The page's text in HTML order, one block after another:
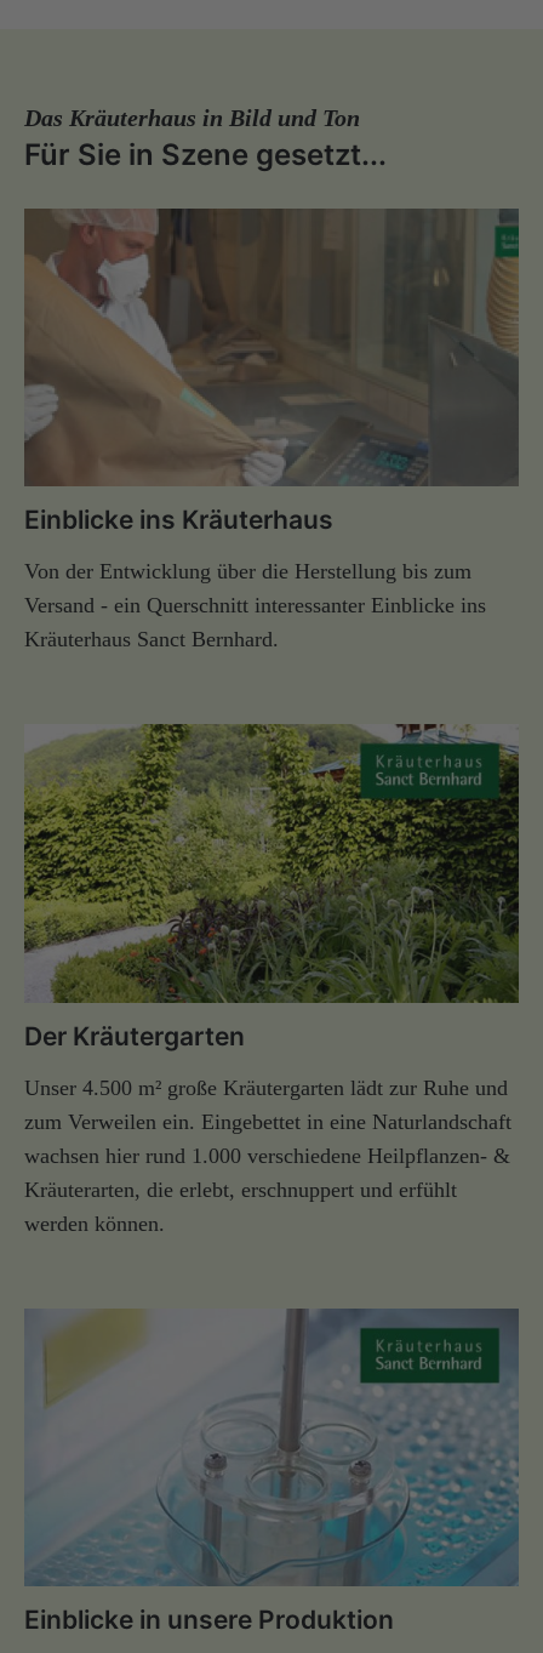
Das Kräuterhaus in Bild und Ton
Für Sie in Szene gesetzt...
Einblicke ins Kräuterhaus
Von der Entwicklung über die Herstellung bis zum
Versand - ein Querschnitt interessanter Einblicke ins
Kräuterhaus Sanct Bernhard.
Der Kräutergarten
Unser 4.500 m² große Kräutergarten lädt zur Ruhe und
zum Verweilen ein. Eingebettet in eine Naturlandschaft
wachsen hier rund 1.000 verschiedene Heilpflanzen- &
Kräuterarten, die erlebt, erschnuppert und erfühlt
werden können.
Einblicke in unsere Produktion